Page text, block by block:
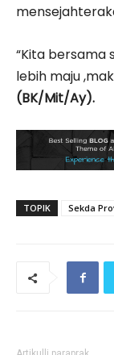
“Kita bersama
lebih maju
(BK/Mit/Ay).
TOPIK Sekda